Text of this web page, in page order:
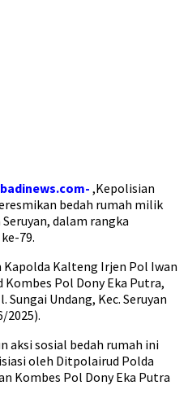
,Kepolisian
bedah rumah milik
dalam rangka
79.
Kalteng Irjen Pol Iwan
Pol Dony Eka Putra,
Undang, Kec. Seruyan
2025).
aksi sosial bedah rumah ini
oleh Ditpolairud Polda
Kombes Pol Dony Eka Putra